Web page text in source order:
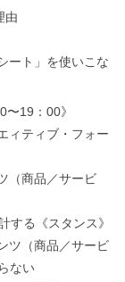
由
ート」を使いこな
19：00》
ィティブ・フォー
（商品／サービ
する《スタンス》
ツ（商品／サービ
ない